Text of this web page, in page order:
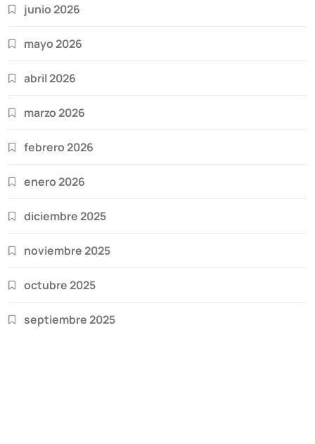
junio 2026
mayo 2026
abril 2026
marzo 2026
febrero 2026
enero 2026
diciembre 2025
noviembre 2025
octubre 2025
septiembre 2025